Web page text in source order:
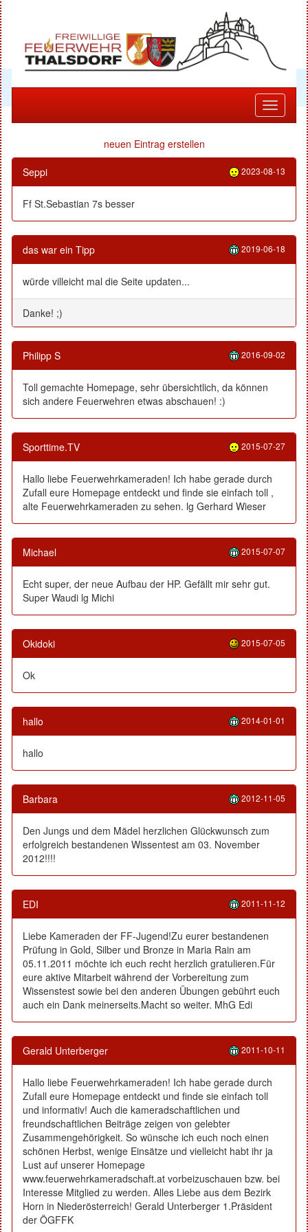
Toggle
neuen Eintrag erstellen
Seppi 2023-08-13
Ff St.Sebastian 7s besser
das war ein Tipp 2019-06-18
würde villeicht mal die Seite updaten...
Danke! ;)
Philipp S 2016-09-02
Toll gemachte Homepage, sehr übersichtlich, da können
sich andere Feuerwehren etwas abschauen! :)
Sporttime.TV 2015-07-27
Hallo liebe Feuerwehrkameraden! Ich habe gerade durch
Zufall eure Homepage entdeckt und finde sie einfach toll ,
alte Feuerwehrkameraden zu sehen. lg Gerhard Wieser
Michael 2015-07-07
Echt super, der neue Aufbau der HP. Gefällt mir sehr gut.
Super Waudi lg Michi
Okidoki 2015-07-05
Ok
hallo 2014-01-01
hallo
Barbara 2012-11-05
Den Jungs und dem Mädel herzlichen Glückwunsch zum
erfolgreich bestandenen Wissentest am 03. November
2012!!!!
EDI 2011-11-12
Liebe Kameraden der FF-Jugend!Zu eurer bestandenen
Prüfung in Gold, Silber und Bronze in Maria Rain am
05.11.2011 möchte ich euch recht herzlich gratulieren.Für
eure aktive Mitarbeit während der Vorbereitung zum
Wissenstest sowie bei den anderen Übungen gebührt euch
auch ein Dank meinerseits.Macht so weiter. MhG Edi
Gerald Unterberger 2011-10-11
Hallo liebe Feuerwehrkameraden! Ich habe gerade durch
Zufall eure Homepage entdeckt und finde sie einfach toll
und informativ! Auch die kameradschaftlichen und
freundschaftlichen Beiträge zeigen von gelebter
Zusammengehörigkeit. So wünsche ich euch noch einen
schönen Herbst, wenige Einsätze und vielleicht habt ihr ja
Lust auf unserer Homepage
www.feuerwehrkameradschaft.at vorbeizuschauen bzw. bei
Interesse Mitglied zu werden. Alles Liebe aus dem Bezirk
Horn in Niederösterreich! Gerald Unterberger 1.Präsident
der ÖGFFK